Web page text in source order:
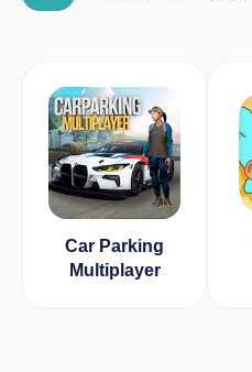
Car Parking
Multiplayer